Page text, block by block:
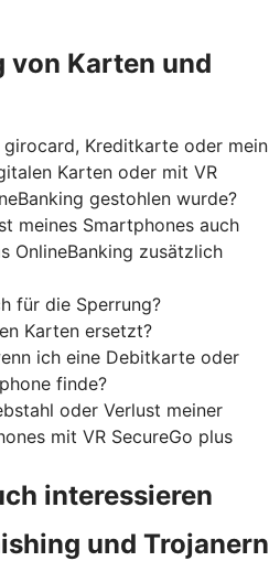
von Karten und
girocard, Kreditkarte oder mein
Karten oder mit VR
gestohlen wurde?
meines Smartphones auch
OnlineBanking zusätzlich
für die Sperrung?
Karten ersetzt?
ich eine Debitkarte oder
finde?
oder Verlust meiner
mit VR SecureGo plus
interessieren
und Trojanern